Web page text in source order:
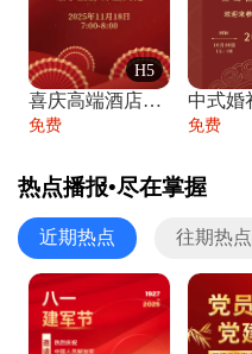
H5
喜庆高端酒店开业大吉邀请函
免费 免费
热点播报•尽在掌握
近期热点 往期热点